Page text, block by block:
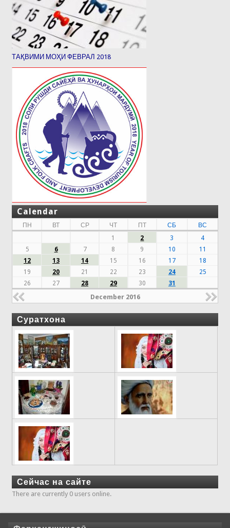
ТАҚВИМИ МОҲИ ФЕВРАЛ 2018
Calendar
ПН ВТ СР ЧТ ПТ СБ
ВС
1
2 3
4
5
6 7 8 9 10
11
12
13 14 15 16 17
18
19
20 21 22 23 24
25
26
27 28 29 30 31
December 2016
Суратхона
Сейчас на сайте
There are currently 0 users online.